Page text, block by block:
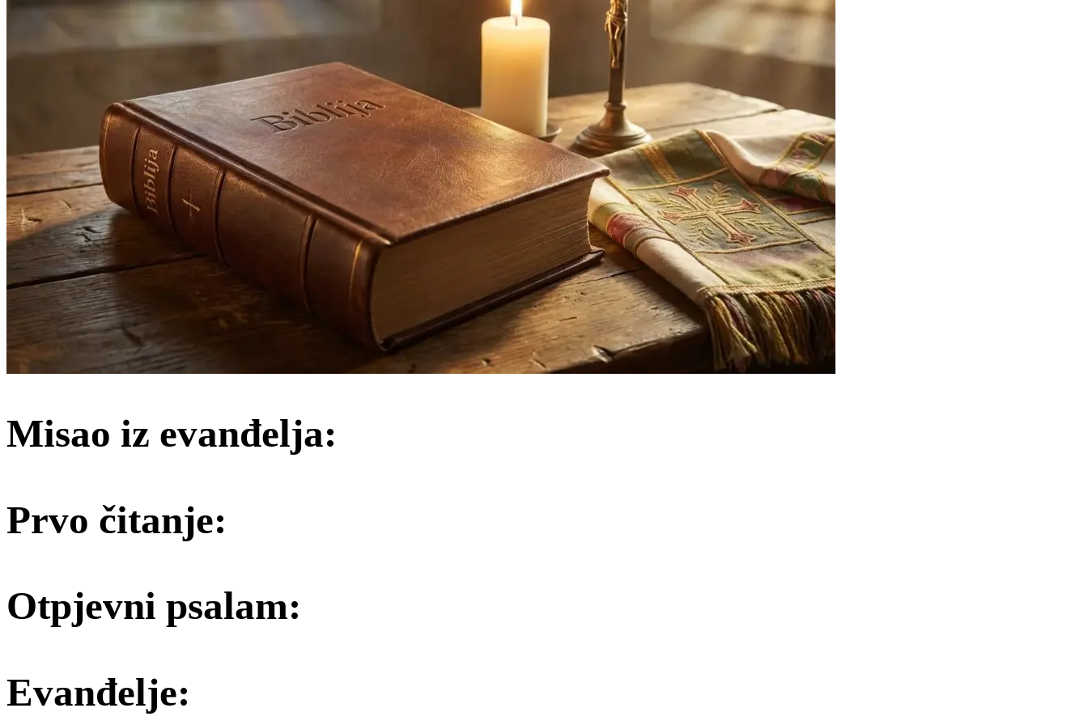
Misao iz evanđelja:
Prvo čitanje:
Otpjevni psalam:
Evanđelje: